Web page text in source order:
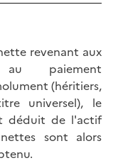
revenant aux
paiement
(héritiers,
universel), le
déduit de l'actif
sont alors